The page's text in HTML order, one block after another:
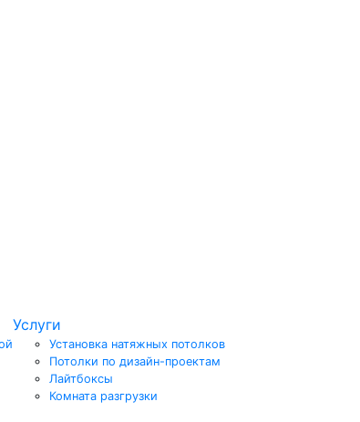
Услуги
Установка натяжных потолков
Потолки по дизайн-проектам
Лайтбоксы
Комната разгрузки